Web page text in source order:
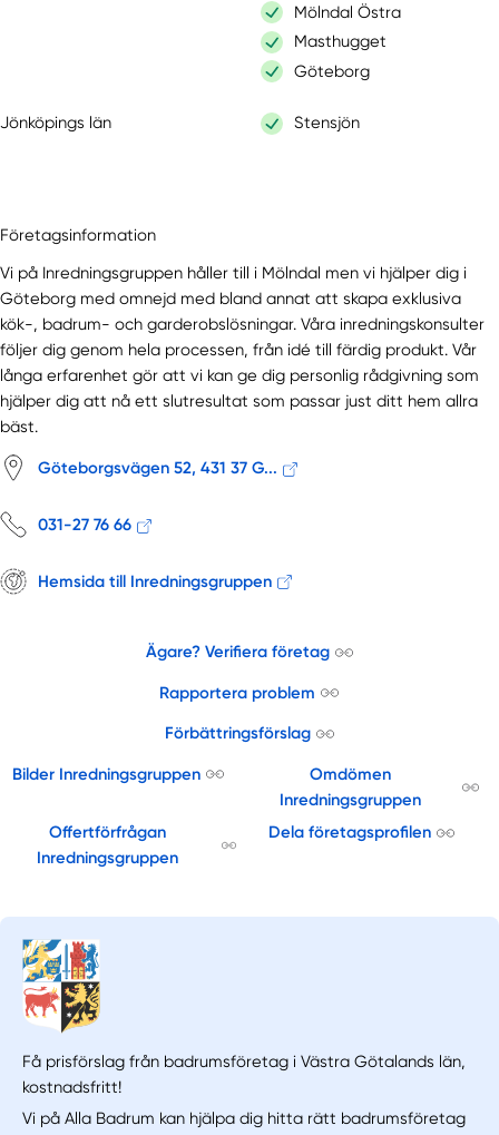
Mölndal Östra
Masthugget
Göteborg
Jönköpings län Stensjön
Företagsinformation
Vi på Inredningsgruppen håller till i Mölndal men vi hjälper dig i
Göteborg med omnejd med bland annat att skapa exklusiva
kök-, badrum- och garderobslösningar. Våra inredningskonsulter
följer dig genom hela processen, från idé till färdig produkt. Vår
långa erfarenhet gör att vi kan ge dig personlig rådgivning som
hjälper dig att nå ett slutresultat som passar just ditt hem allra
bäst.
Göteborgsvägen 52, 431 37 G...
031-27 76 66
Hemsida till Inredningsgruppen
Ägare? Verifiera företag
Rapportera problem
Förbättringsförslag
Bilder Inredningsgruppen
Omdömen
Inredningsgruppen
Offertförfrågan
Inredningsgruppen
Dela företagsprofilen
Få prisförslag från badrumsföretag i Västra Götalands län,
kostnadsfritt!
Vi på Alla Badrum kan hjälpa dig hitta rätt badrumsföretag